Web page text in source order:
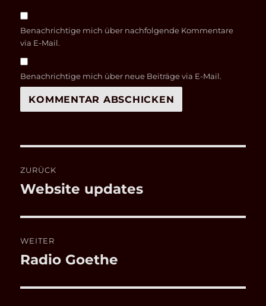
Benachrichtige mich über nachfolgende Kommentare
via E-Mail.
Benachrichtige mich über neue Beiträge via E-Mail.
ZURÜCK
Vorheriger
Website updates
WEITER
Nächster
Radio Goethe